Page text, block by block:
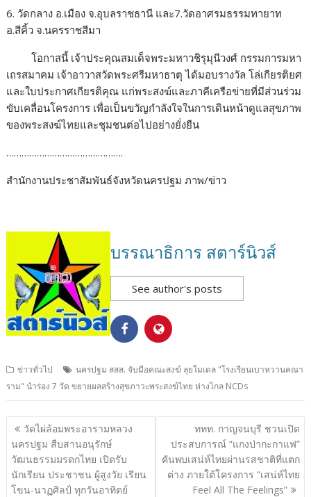
6. วัดกลาง อ.เมือง จ.อุบลราชธานี และ7.วัดอาศรมธรรมทายาท
อ.สีคิ้ว จ.นครราชสีมา
โอกาสนี้ เจ้าประคุณสมเด็จพระมหาวชิรุมุนีวงศ์ กรรมการมหา
เถรสมาคม เจ้าอาวาสวัดพระศรีมหาธาตุ ได้มอบรางวัล โล่เกียรติยศ
และใบประกาศเกียรติคุณ แก่พระสงฆ์และภาคีเครือข่ายที่มีส่วนร่วม
ขับเคลื่อนโครงการ เพื่อเป็นขวัญกำลังใจในการเดินหน้าดูแลสุขภาพ
ของพระสงฆ์ไทยและชุมชนต่อไปอย่างยั่งยืน
……………………………………….
สำนักงานประชาสัมพันธ์จังหวัดนครปฐม ภาพ/ข่าว
บรรณาธิการ สตาร์นิวส์
See author's posts
ข่าวทั่วไป
นครปฐม สสส. จับมือคณะสงฆ์ ลุยโมเดล "โรงเรียนเบาหวานคณา
ราม" นำร่อง 7 วัด ขยายผลสร้างสุขภาวะพระสงฆ์ไทย ห่างไกล NCDs
แนะแนว
เรื่อง
วัดไผ่ล้อมพระอารามหลวง
นครปฐม สืบสานอนุรักษ์
วัฒนธรรมมรดกไทย เปิดรับ
นักเรียน ประชาชน ผู้สูงวัย เรียน
โขน-นาฏศิลป์ ทุกวันอาทิตย์
ททท. กาญจนบุรี ชวนเปิด
ประสบการณ์ “แกงป่ากะกาแฟ”
คันพบเสน่ห์ไทยผ่านรสชาติที่แตก
ต่าง ภายใต้โครงการ “เสน่ห์ไทย
Feel All The Feelings”